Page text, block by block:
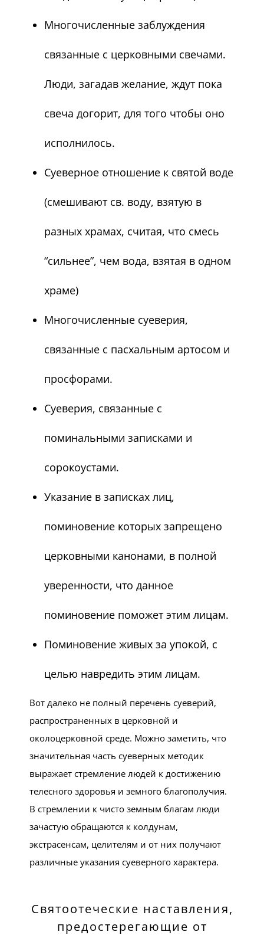
Многочисленные заблуждения
связанные с церковными свечами.
Люди, загадав желание, ждут пока
свеча догорит, для того чтобы оно
исполнилось.
Суеверное отношение к святой воде
(смешивают св. воду, взятую в
разных храмах, считая, что смесь
“сильнее”, чем вода, взятая в одном
храме)
Многочисленные суеверия,
связанные с пасхальным артосом и
просфорами.
Суеверия, связанные с
поминальными записками и
сорокоустами.
Указание в записках лиц,
поминовение которых запрещено
церковными канонами, в полной
уверенности, что данное
поминовение поможет этим лицам.
Поминовение живых за упокой, с
целью навредить этим лицам.
Вот далеко не полный перечень суеверий,
распространенных в церковной и
околоцерковной среде. Можно заметить, что
значительная часть суеверных методик
выражает стремление людей к достижению
телесного здоровья и земного благополучия.
В стремлении к чисто земным благам люди
зачастую обращаются к колдунам,
экстрасенсам, целителям и от них получают
различные указания суеверного характера.
Святоотеческие наставления,
предостерегающие от